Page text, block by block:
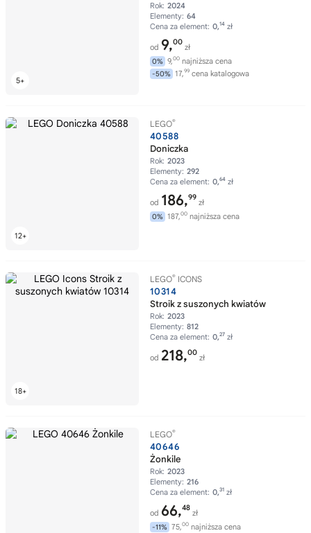
Rok: 2024
Elementy: 64
Cena za element: 0,14 zł
od 9,00
zł
0% 9,00 najniższa cena
-50% 17,99 cena katalogowa
LEGO®
40588
Doniczka
Rok: 2023
Elementy: 292
Cena za element: 0,64 zł
od 186,99
zł
0% 187,00 najniższa cena
LEGO® ICONS
10314
Stroik z suszonych kwiatów
Rok: 2023
Elementy: 812
Cena za element: 0,27 zł
od 218,00
zł
LEGO®
40646
Żonkile
Rok: 2023
Elementy: 216
Cena za element: 0,31 zł
od 66,48
zł
-11% 75,00 najniższa cena